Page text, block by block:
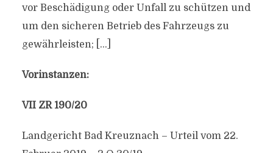
vor Beschädigung oder Unfall zu schützen und
um den sicheren Betrieb des Fahrzeugs zu
gewährleisten; […]
Vorinstanzen:
VII ZR 190/20
Landgericht Bad Kreuznach – Urteil vom 22.